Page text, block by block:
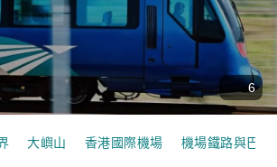
6
大嶼山 香港國際機場 機場鐵路與巴士